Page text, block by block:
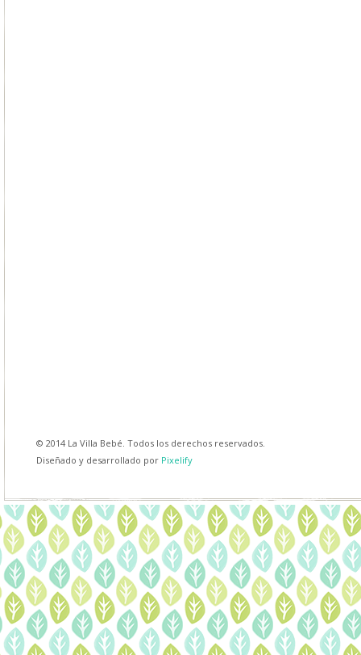
© 2014 La Villa Bebé. Todos los derechos reservados.
Diseñado y desarrollado por Pixelify